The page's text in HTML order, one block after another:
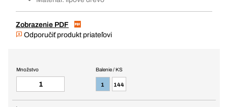
Zobrazenie PDF
Odporučiť produkt priateľovi
Balenie / KS
1 144
Množstvo